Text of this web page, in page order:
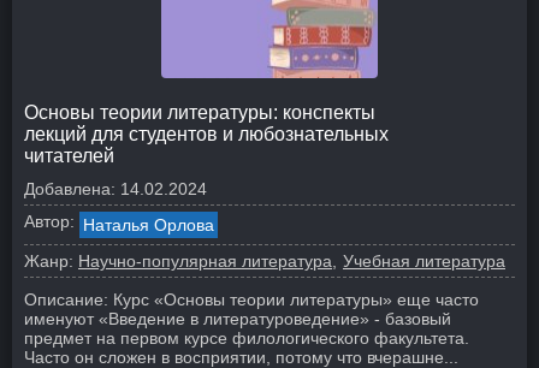
Основы теории литературы: конспекты
лекций для студентов и любознательных
читателей
Добавлена: 14.02.2024
Автор: Наталья Орлова
Жанр: Научно-популярная литература
Учебная литература
Описание: Курс «Основы теории литературы» еще часто
именуют «Введение в литературоведение» - базовый
предмет на первом курсе филологического факультета.
Часто он сложен в восприятии, потому что вчерашне...